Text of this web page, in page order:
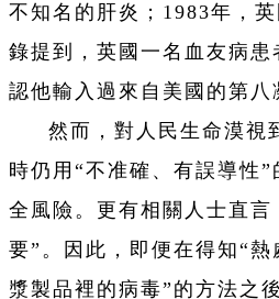
不知名的肝炎；1983年，
錄提到，英國一名血友病患
認他輸入過來自美國的第八
然而，對人民生命漠視
時仍用“不准確、有誤導性
全風險。更有相關人士直言
要”。因此，即便在得知“熱
漿製品裡的病毒”的方法之